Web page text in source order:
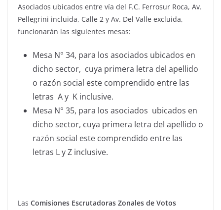
Asociados ubicados entre vía del F.C. Ferrosur Roca, Av.
Pellegrini incluida, Calle 2 y Av. Del Valle excluida,
funcionarán las siguientes mesas:
Mesa N° 34, para los asociados ubicados en
dicho sector, cuya primera letra del apellido
o razón social este comprendido entre las
letras A y K inclusive.
Mesa N° 35, para los asociados ubicados en
dicho sector, cuya primera letra del apellido o
razón social este comprendido entre las
letras L y Z inclusive.
Las Comisiones Escrutadoras Zonales de Votos